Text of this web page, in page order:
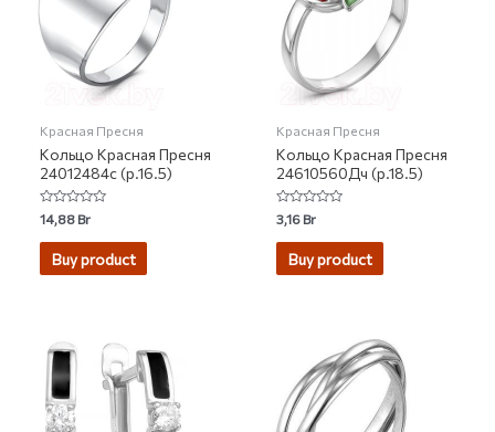
Красная Пресня
Кольцо Красная Пресня
24012484с (р.16.5)
Rated
0
out
14,88Br
Buy product
Красная Пресня
Кольцо Красная Пресня
24610560Дч (р.18.5)
Rated
0
out
3,16Br
Buy product